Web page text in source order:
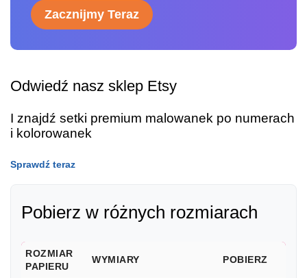
Zacznijmy Teraz
Odwiedź nasz sklep Etsy
I znajdź setki premium malowanek po numerach
i kolorowanek
Sprawdź teraz
Pobierz w różnych rozmiarach
ROZMIAR
PAPIERU
WYMIARY POBIERZ